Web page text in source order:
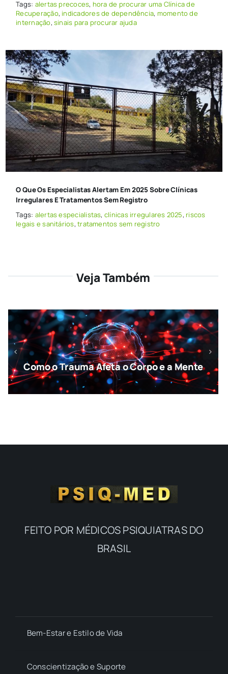
Tags: alertas precoces, hora de procurar uma Clínica de
Recuperação, indicadores de dependência, momento de
internação,sinais para procurar ajuda
O Que Os Especialistas Alertam Em 2025 Sobre Clínicas
Irregulares E Tratamentos Sem Registro
Tags: alertas especialistas, clínicas irregulares 2025,riscos
legais e sanitários,tratamentos sem registro
Veja Também
Como o Trauma Afeta o Corpo e a Mente
FEITO POR MÉDICOS PSIQUIATRAS DO
BRASIL
Bem-Estar e Estilo de Vida
Conscientização e Suporte